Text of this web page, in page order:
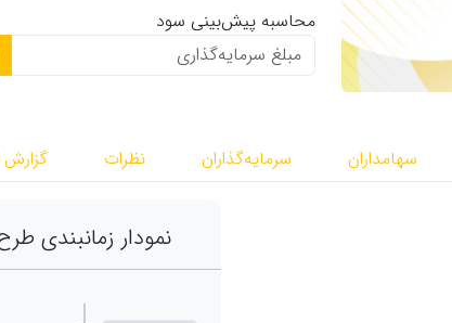
محاسبه پیش‌بینی سود
سهامداران سرمایه‌گذاران نظرات
نمودار زمانبندی